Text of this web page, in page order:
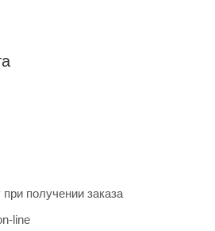
получении заказа
line